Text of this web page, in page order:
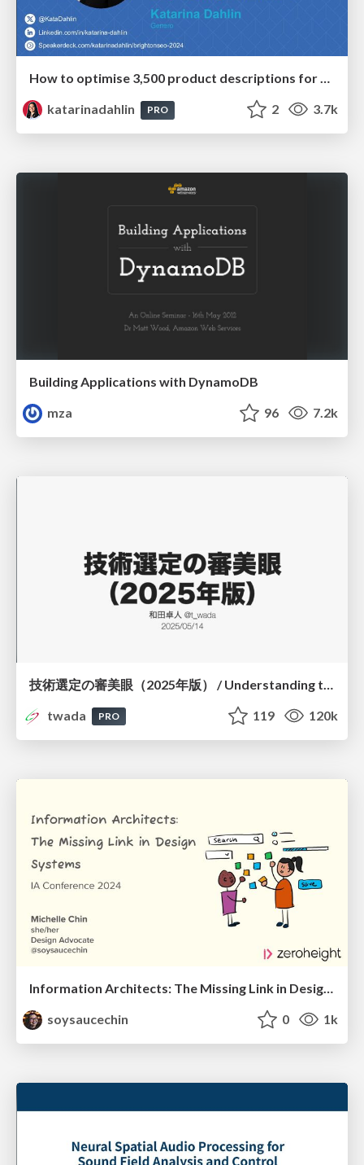
How to optimise 3,500 product descriptions for ecommerce in one day using ChatGPT
katarinadahlin
PRO 2 3.7k
Building Applications with DynamoDB
mza
96 7.2k
技術選定の審美眼（2025年版） / Understanding the Spiral of Technologies 2025 edition
twada
PRO 119 120k
soysaucechin
0 1k